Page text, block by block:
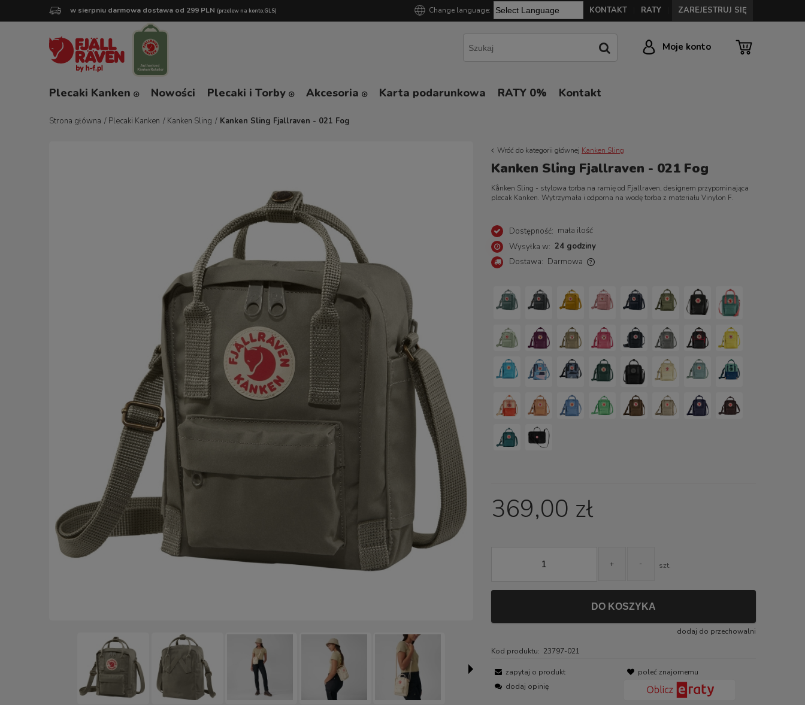
w sierpniu darmowa dostawa od 299 PLN (przelew na konto,GLS) KONTAKT RATY ZAREJESTRUJ SIĘ
Change language:
Powered by
Moje konto
Plecaki Kanken Nowości Plecaki i Torby Akcesoria Karta podarunkowa RATY 0% Kontakt
Strona główna / Plecaki Kanken / Kanken Sling / Kanken Sling Fjallraven - 021 Fog
Wróć do kategorii głównej Kanken Sling
Kanken Sling Fjallraven - 021 Fog
Kånken Sling - stylowa torba na ramię od Fjallraven, designem przypominająca
plecak Kanken. Wytrzymała i odporna na wodę torba z materiału Vinylon F.
Dostępność: mała ilość
Wysyłka w: 24 godziny
Dostawa: Darmowa
Cena nie zawiera ewentualnych kosztów
369,00 zł
+ - szt.
DO KOSZYKA
dodaj do przechowalni
Kod produktu: 23797-021
zapytaj o produkt
poleć znajomemu
dodaj opinię